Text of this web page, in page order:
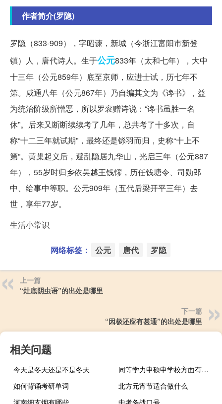
作者简介(罗隐)
罗隐（833-909），字昭谏，新城（今浙江富阳市新登
镇）人，唐代诗人。生于公元833年（太和七年），大中
十三年（公元859年）底至京师，应进士试，历七年不
第。咸通八年（公元867年）乃自编其文为《谗书》，益
为统治阶级所憎恶，所以罗衮赠诗说：“谗书虽胜一名
休”。后来又断断续续考了几年，总共考了十多次，自
称“十二三年就试期”，最终还是铩羽而归，史称“十上不
第”。黄巢起义后，避乱隐居九华山，光启三年（公元887
年），55岁时归乡依吴越王钱镠，历任钱塘令、司勋郎
中、给事中等职。公元909年（五代后梁开平三年）去
世，享年77岁。
生活小常识
网络标签： 公元 唐代 罗隐
上一篇
“灶底阴虫语”的出处是哪里
下一篇
“因极还应有甚通”的出处是哪里
相关问题
今天是冬天还是不是冬天
同等学力申硕申学校方面有考试吗
如何背诵考研单词
北方元宵节适合做什么